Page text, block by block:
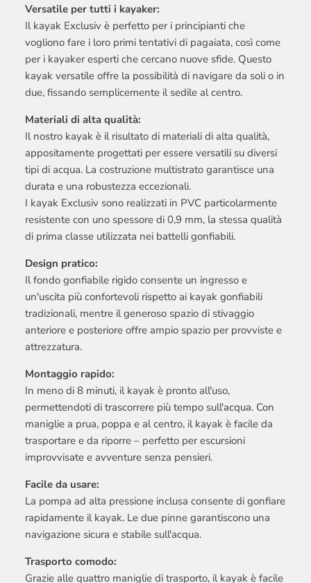
Versatile per tutti i kayaker:
Il kayak Exclusiv è perfetto per i principianti che
vogliono fare i loro primi tentativi di pagaiata, così come
per i kayaker esperti che cercano nuove sfide. Questo
kayak versatile offre la possibilità di navigare da soli o in
due, fissando semplicemente il sedile al centro.
Materiali di alta qualità:
Il nostro kayak è il risultato di materiali di alta qualità,
appositamente progettati per essere versatili su diversi
tipi di acqua. La costruzione multistrato garantisce una
durata e una robustezza eccezionali.
I kayak Exclusiv sono realizzati in PVC particolarmente
resistente con uno spessore di 0,9 mm, la stessa qualità
di prima classe utilizzata nei battelli gonfiabili.
Design pratico:
Il fondo gonfiabile rigido consente un ingresso e
un'uscita più confortevoli rispetto ai kayak gonfiabili
tradizionali, mentre il generoso spazio di stivaggio
anteriore e posteriore offre ampio spazio per provviste e
attrezzatura.
Montaggio rapido:
In meno di 8 minuti, il kayak è pronto all'uso,
permettendoti di trascorrere più tempo sull'acqua. Con
maniglie a prua, poppa e al centro, il kayak è facile da
trasportare e da riporre – perfetto per escursioni
improvvisate e avventure senza pensieri.
Facile da usare:
La pompa ad alta pressione inclusa consente di gonfiare
rapidamente il kayak. Le due pinne garantiscono una
navigazione sicura e stabile sull'acqua.
Trasporto comodo:
Grazie alle quattro maniglie di trasporto, il kayak è facile